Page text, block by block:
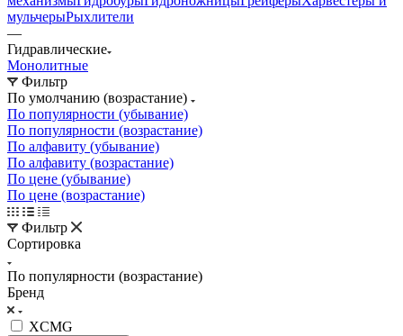
мульчерыРыхлители
—
Гидравлические
Монолитные
Фильтр
По умолчанию (возрастание)
По популярности (убывание)
По популярности (возрастание)
По алфавиту (убывание)
По алфавиту (возрастание)
По цене (убывание)
По цене (возрастание)
Фильтр
Сортировка
По популярности (возрастание)
Бренд
XCMG